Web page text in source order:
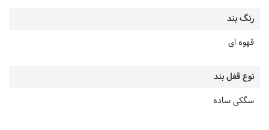
رنگ بند
قهوه ای
نوع قفل بند
سگکی ساده